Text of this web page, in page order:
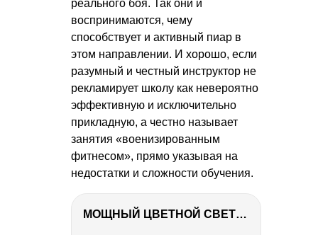
реального боя. Так они и
воспринимаются, чему
способствует и активный пиар в
этом направлении. И хорошо, если
разумный и честный инструктор не
рекламирует школу как невероятно
эффективную и исключительно
прикладную, а честно называет
занятия «военизированным
фитнесом», прямо указывая на
недостатки и сложности обучения.
МОЩНЫЙ ЦВЕТНОЙ СВЕТ – NANLITE FC-500C